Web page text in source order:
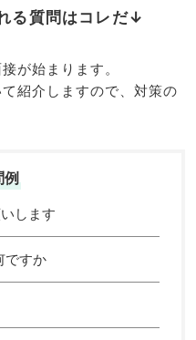
る質問はコレだ↓
が始まります。
紹介しますので、対策の
例
します
ですか